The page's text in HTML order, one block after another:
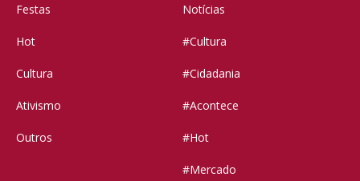
Festas
Hot
Cultura
Ativismo
Outros
Notícias
#Cultura
#Cidadania
#Acontece
#Hot
#Mercado